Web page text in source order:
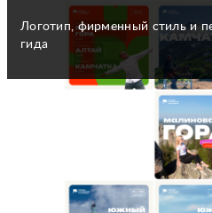
Логотип, фирменный стиль и
гида